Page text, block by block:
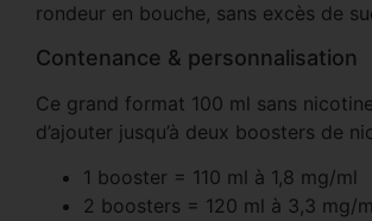
rondeur en bouche, sans excès de
Contenance & personnalisation
Ce grand format 100 ml sans
d’ajouter jusqu’à deux boosters de
1 booster = 110 ml à 1,8 mg/ml
2 boosters = 120 ml à 3,3 mg/